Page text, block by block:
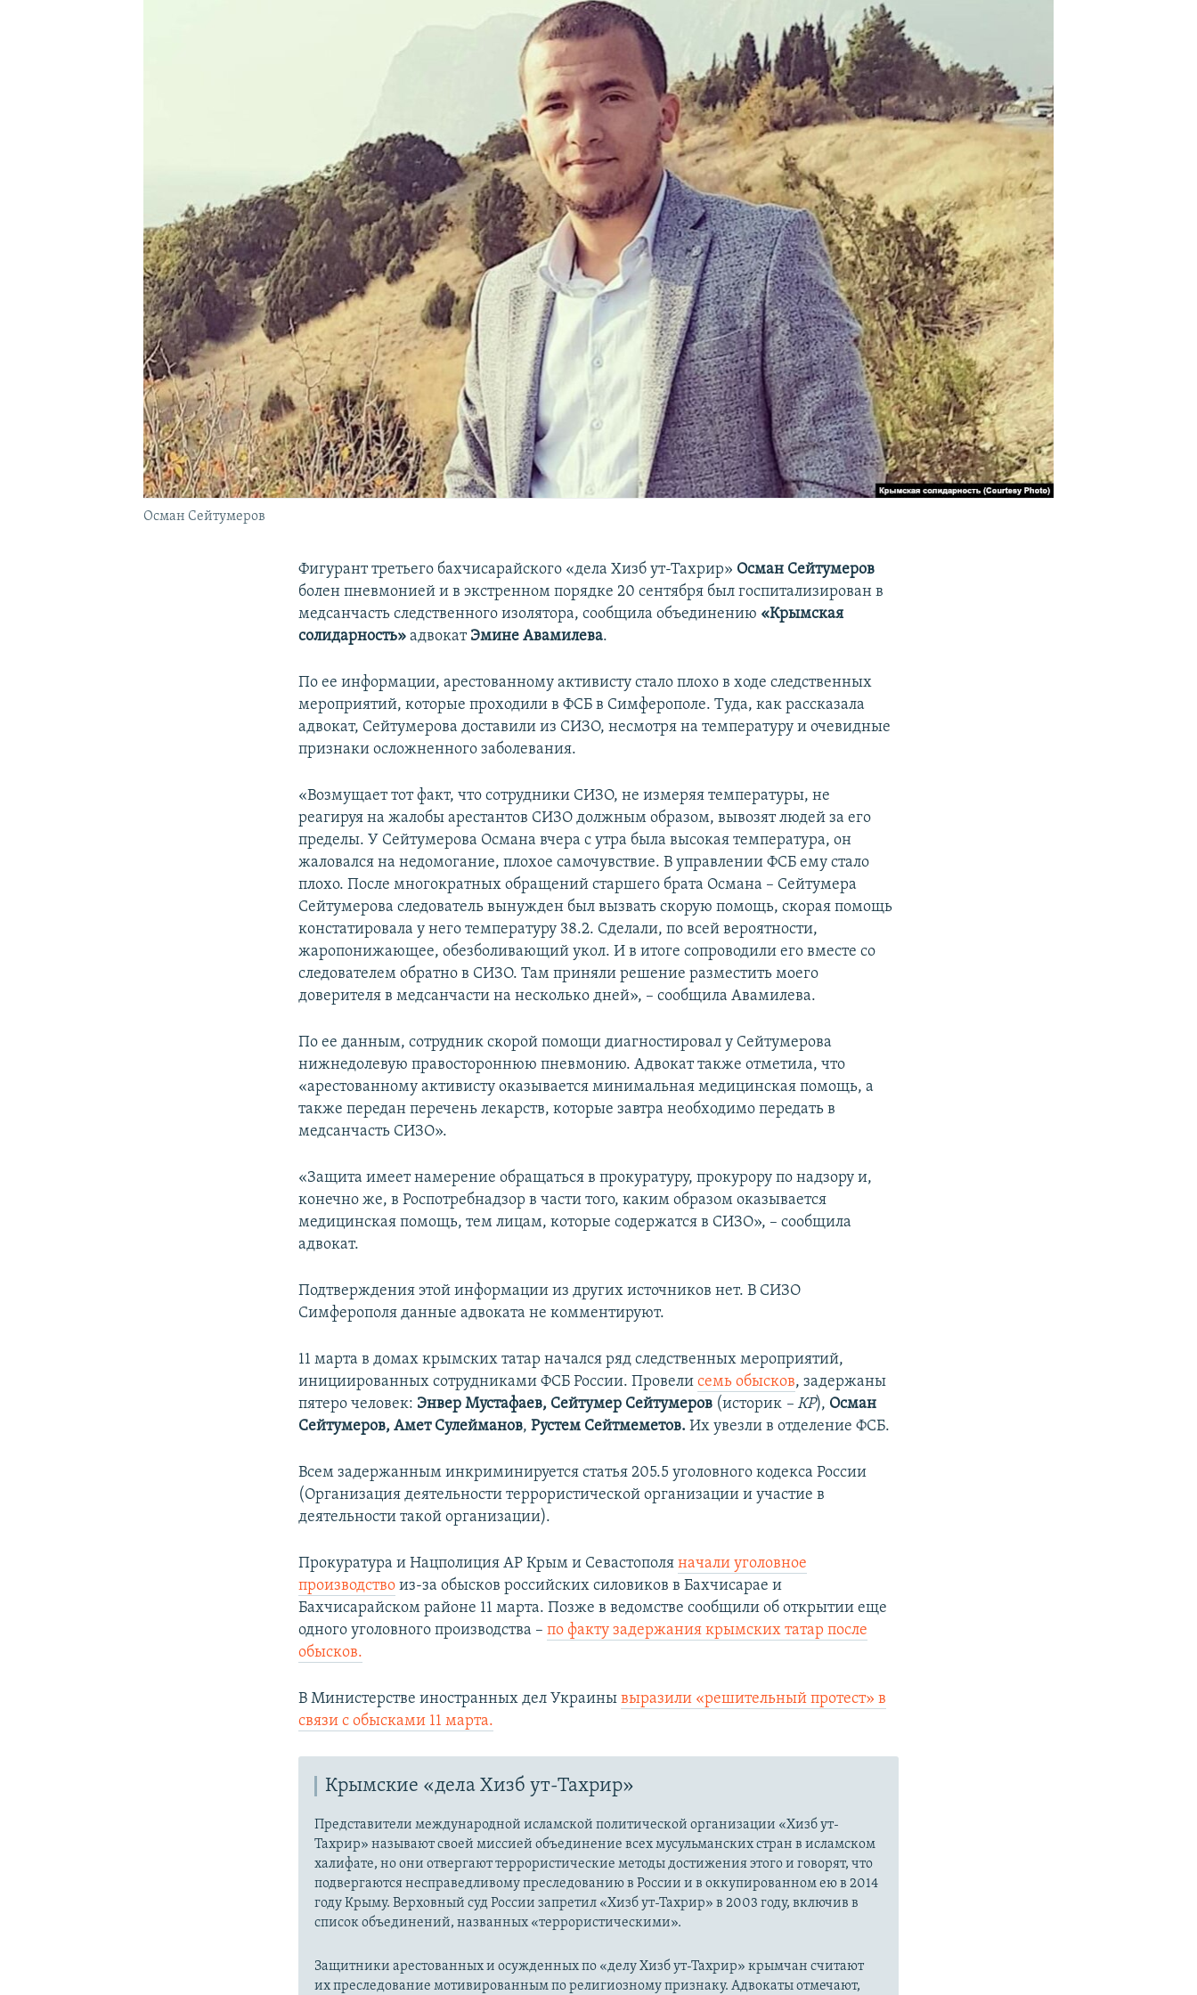
Осман Сейтумеров
Фигурант третьего бахчисарайского «дела Хизб ут-Тахрир» Осман Сейтумеров
болен пневмонией и в экстренном порядке 20 сентября был госпитализирован в
медсанчасть следственного изолятора, сообщила объединению «Крымская
солидарность» адвокат Эмине Авамилева.
По ее информации, арестованному активисту стало плохо в ходе следственных
мероприятий, которые проходили в ФСБ в Симферополе. Туда, как рассказала
адвокат, Сейтумерова доставили из СИЗО, несмотря на температуру и очевидные
признаки осложненного заболевания.
«Возмущает тот факт, что сотрудники СИЗО, не измеряя температуры, не
реагируя на жалобы арестантов СИЗО должным образом, вывозят людей за его
пределы. У Сейтумерова Османа вчера с утра была высокая температура, он
жаловался на недомогание, плохое самочувствие. В управлении ФСБ ему стало
плохо. После многократных обращений старшего брата Османа – Сейтумера
Сейтумерова следователь вынужден был вызвать скорую помощь, скорая помощь
констатировала у него температуру 38.2. Сделали, по всей вероятности,
жаропонижающее, обезболивающий укол. И в итоге сопроводили его вместе со
следователем обратно в СИЗО. Там приняли решение разместить моего
доверителя в медсанчасти на несколько дней», – сообщила Авамилева.
По ее данным, сотрудник скорой помощи диагностировал у Сейтумерова
нижнедолевую правостороннюю пневмонию. Адвокат также отметила, что
«арестованному активисту оказывается минимальная медицинская помощь, а
также передан перечень лекарств, которые завтра необходимо передать в
медсанчасть СИЗО».
«Защита имеет намерение обращаться в прокуратуру, прокурору по надзору и,
конечно же, в Роспотребнадзор в части того, каким образом оказывается
медицинская помощь, тем лицам, которые содержатся в СИЗО», – сообщила
адвокат.
Подтверждения этой информации из других источников нет. В СИЗО
Симферополя данные адвоката не комментируют.
11 марта в домах крымских татар начался ряд следственных мероприятий,
инициированных сотрудниками ФСБ России. Провелисемь обысков, задержаны
пятеро человек: Энвер Мустафаев, Сейтумер Сейтумеров (историк – КР), Осман
Сейтумеров, Амет Сулейманов, Рустем Сейтмеметов.Их увезли в отделение ФСБ.
Всем задержанным инкриминируется статья 205.5 уголовного кодекса России
(Организация деятельности террористической организации и участие в
деятельности такой организации).
Прокуратура и Нацполиция АР Крым и Севастополяначали уголовное
производство из-за обысков российских силовиков в Бахчисарае и
Бахчисарайском районе 11 марта. Позже в ведомстве сообщили об открытии еще
одного уголовного производства –по факту задержания крымских татар после
обысков.
В Министерстве иностранных дел Украинывыразили «решительный протест» в
связи с обысками 11 марта.
Крымские «дела Хизб ут-Тахрир»
Представители международной исламской политической организации «Хизб ут-
Тахрир» называют своей миссией объединение всех мусульманских стран в исламском
халифате, но они отвергают террористические методы достижения этого и говорят, что
подвергаются несправедливому преследованию в России и в оккупированном ею в 2014
году Крыму. Верховный суд России запретил «Хизб ут-Тахрир» в 2003 году, включив в
список объединений, названных «террористическими».
Защитники арестованных и осужденных по «делу Хизб ут-Тахрир» крымчан считают
их преследование мотивированным по религиозному признаку. Адвокаты отмечают,